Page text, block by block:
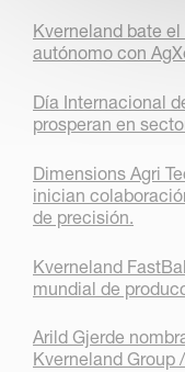
Kverneland bate
autónomo con
Día Internacional
prosperan en
Dimensions Agri
inician
de precisión.
Kverneland
mundial de
Arild Gjerde
Kverneland Group